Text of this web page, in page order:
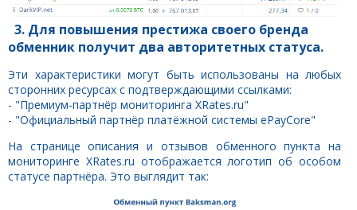
3. Для повышения престижа своего бренда
обменник получит два авторитетных статуса.
Эти характеристики могут быть использованы на любых
сторонних ресурсах с подтверждающими ссылками:
- "Премиум-партнёр мониторинга XRates.ru"
- "Официальный партнёр платёжной системы ePayCore"
На странице описания и отзывов обменного пункта на
мониторинге XRates.ru отображается логотип об особом
статусе партнёра. Это выглядит так: